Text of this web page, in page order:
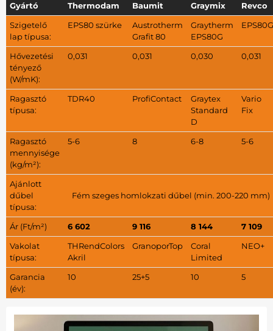
Gyártó Thermodam Baumit Graymix
Revco
Szigetelő
lap típusa:
EPS80 szürke
Austrotherm
Grafit 80
Graytherm
EPS80G
Hővezetési
tényező
(W/mK):
0,031 0,031 0,030 0,031
Ragasztó
típusa:
TDR40 ProfiContact
Graytex
Standard
D
Vario
Fix
Ragasztó
mennyisége
(kg/m²):
5-6 8 6-8 5-6
Ajánlott
dűbel
típusa:
Fém szeges homlokzati dűbel (min. 200-220 mm)
Ár (Ft/m²) 6 602 9 116 8 144
7 109
Vakolat
típusa:
THRendColors
Akril
GranoporTop
Coral
Limited
NEO+
Garancia
(év):
10 25+5 10 5